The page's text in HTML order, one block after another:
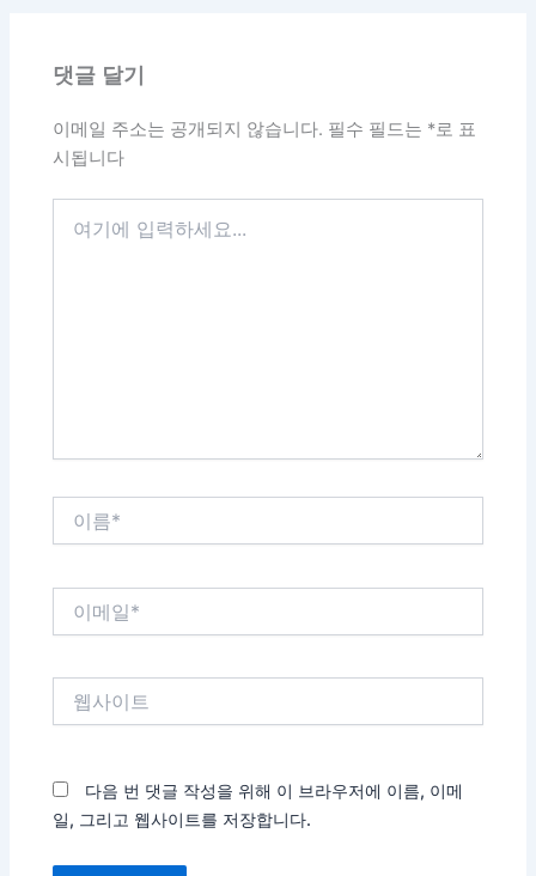
댓글 달기
이메일 주소는 공개되지 않습니다. 필수 필드는 *로 표
시됩니다
다음 번 댓글 작성을 위해 이 브라우저에 이름, 이메
일, 그리고 웹사이트를 저장합니다.